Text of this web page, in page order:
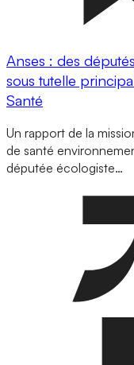
Anses : des
sous tutelle
Santé
Un rapport de la
de santé
députée écologiste…